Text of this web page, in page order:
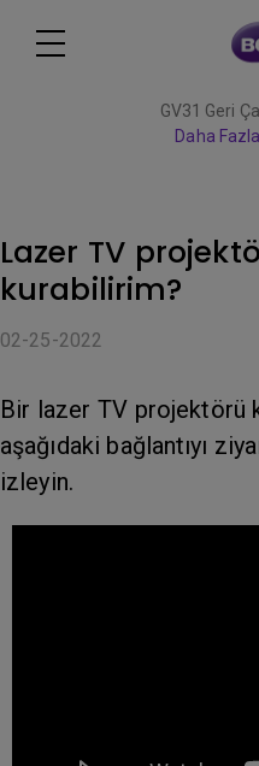
GV31 Geri
Daha
Lazer TV
kurabilirim?
02-25-2022
Bir lazer TV projektörü
aşağıdaki bağlantıyı
izleyin.